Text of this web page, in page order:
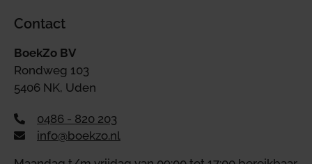
Contact
BoekZo BV
Rondweg 103
5406 NK, Uden
0486 - 820 203
info@boekzo.nl